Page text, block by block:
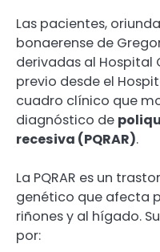
Las pacientes,
bonaerense de
derivadas al Hospital
previo desde el
cuadro clínico que
diagnóstico de
recesiva (PQRAR).
La PQRAR es un
genético que afecta
riñones y al hígado.
por: